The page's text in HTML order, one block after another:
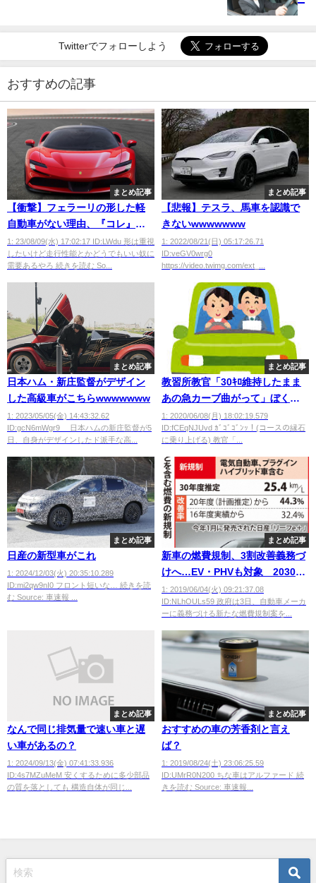
Twitterでフォローしよう
おすすめの記事
まとめ記事
【衝撃】フェラーリの形した軽
自動車がない理由、『コレ』ら
しいぞ・・・・
1: 23/08/09(水) 17:02:17 ID:LWdu 形は重視
したいけど走行性能とかどうでもいい奴に
需要あるやろ 続きを読む So...
まとめ記事
【悲報】テスラ、馬車を認識で
きないwwwwwww
1: 2022/08/21(日) 05:17:26.71
ID:veGV0wrg0
https://video.twimg.com/ext_...
まとめ記事
日本ハム・新庄監督がデザイン
した高級車がこちらwwwwwww
1: 2023/05/05(金) 14:43:32.62
ID:gcN6mWgr9 日本ハムの新庄監督が5
日、自身がデザインしたド派手な高...
まとめ記事
教習所教官「30ｷﾛ維持したまま
あの急カーブ曲がって」ぼく
「えっでも曲がりきれない…」
教官「いいから」
1: 2020/06/08(月) 18:02:19.579
ID:fCEqNJUvd ｶﾞｺﾞｺﾞﾝｯ！(コースの縁石
に乗り上げる) 教官「...
まとめ記事
日産の新型車がこれ
1: 2024/12/03(火) 20:35:10.289
ID:mi2qw9nI0 フロント短いな… 続きを読
む Source: 車速報 ...
まとめ記事
新車の燃費規制、3割改善義務づ
けへ…EV・PHVも対象 2030年
にリッター25キロ
1: 2019/06/04(火) 09:21:37.08
ID:NLhOULs59 政府は3日、自動車メーカ
ーに義務づける新たな燃費規制案を...
まとめ記事
なんで同じ排気量で速い車と遅
い車があるの？
1: 2024/09/13(金) 07:41:33.936
ID:4s7MZuMeM 安くするために多少部品
の質を落としても 構造自体が同じ...
まとめ記事
おすすめの車の芳香剤と言え
ば？
1: 2019/08/24(土) 23:06:25.59
ID:UMrR0N200 ちな車はアルファード 続
きを読む Source: 車速報...